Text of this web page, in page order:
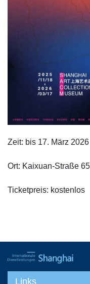
Zeit: bis 17. März 2026
Ort: Kaixuan-Straße
Ticketpreis: kostenlos
Links